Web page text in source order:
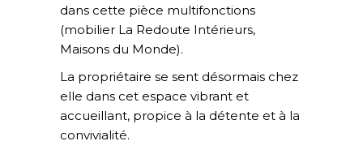
dans cette pièce multifonctions
(mobilier La Redoute Intérieurs,
Maisons du Monde).
La propriétaire se sent désormais chez
elle dans cet espace vibrant et
accueillant, propice à la détente et à la
convivialité.